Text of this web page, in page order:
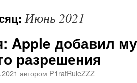
Июнь 2021
Apple добавил
разрешения
автором P1ratRuleZZZ